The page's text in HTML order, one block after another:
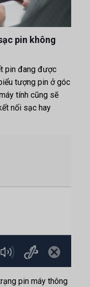
pin không
pin đang được
tượng pin ở góc
tính cũng sẽ
nối sạc hay
pin máy thông